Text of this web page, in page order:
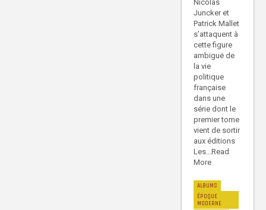
Nicolas
Juncker et
Patrick Mallet
s’attaquent à
cette figure
ambiguë de
la vie
politique
française
dans une
série dont le
premier tome
vient de sortir
aux éditions
Les...Read
More
ALBUMS
ÉPOQUE
MODERNE